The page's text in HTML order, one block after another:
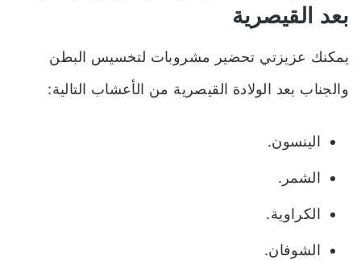
بعد القيصرية
يمكنك عزيزتي تحضير مشروبات لتخسيس البطن
والجناب بعد الولادة القيصرية من الأعشاب التالية:
الينسون.
الشمر.
الكراوية.
الشوفان.